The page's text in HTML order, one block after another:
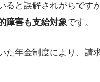
ると誤解されがちです
障害も支給対象です。
た年金制度により、請